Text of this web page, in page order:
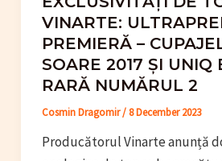
VINARTE:
PREMIERĂ –
SOARE 2017 ȘI UNIQ
RARĂ NUMĂRUL 2
Cosmin Dragomir/8 December 2023
Producătorul Vinarte anunță